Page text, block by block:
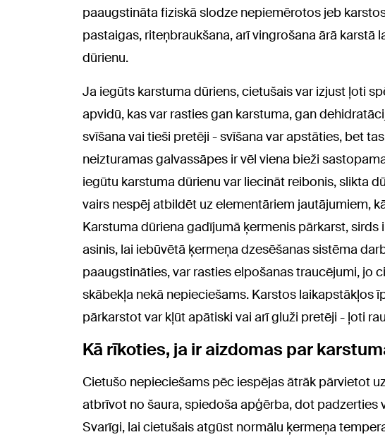
paaugstināta fiziskā slodze nepiemērotos jeb
pastaigas, riteņbraukšana, arī vingrošana ārā karstā
dūrienu.
Ja iegūts karstuma dūriens, cietušais var izjust ļoti
apvidū, kas var rasties gan karstuma, gan
svīšana vai tieši pretēji - svīšana var apstāties, bet
neizturamas galvassāpes ir vēl viena bieži
iegūtu karstuma dūrienu var liecināt reibonis, slikta
vairs nespēj atbildēt uz elementāriem jautājumiem,
Karstuma dūriena gadījumā ķermenis pārkarst,
asinis, lai iebūvētā ķermeņa dzesēšanas sistēma
paaugstināties, var rasties elpošanas traucējumi, jo
skābekļa nekā nepieciešams. Karstos laikapstākļos
pārkarstot var kļūt apātiski vai arī gluži pretēji - ļoti
Kā rīkoties, ja ir aizdomas par
Cietušo nepieciešams pēc iespējas ātrāk pārvietot
atbrīvot no šaura, spiedoša apģērba, dot padzerties
Svarīgi, lai cietušais atgūst normālu ķermeņa